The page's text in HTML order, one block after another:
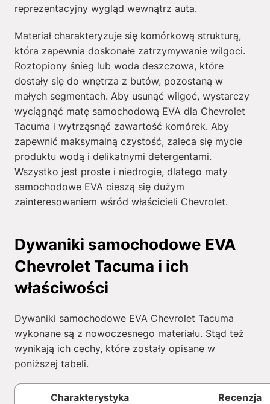
reprezentacyjny wygląd wewnątrz auta.
Materiał charakteryzuje się komórkową strukturą,
która zapewnia doskonałe zatrzymywanie wilgoci.
Roztopiony śnieg lub woda deszczowa, które
dostały się do wnętrza z butów, pozostaną w
małych segmentach. Aby usunąć wilgoć, wystarczy
wyciągnąć matę samochodową EVA dla Chevrolet
Tacuma i wytrząsnąć zawartość komórek. Aby
zapewnić maksymalną czystość, zaleca się mycie
produktu wodą i delikatnymi detergentami.
Wszystko jest proste i niedrogie, dlatego maty
samochodowe EVA cieszą się dużym
zainteresowaniem wśród właścicieli Chevrolet.
Dywaniki samochodowe EVA
Chevrolet Tacuma i ich
właściwości
Dywaniki samochodowe EVA Chevrolet Tacuma
wykonane są z nowoczesnego materiału. Stąd też
wynikają ich cechy, które zostały opisane w
poniższej tabeli.
Charakterystyka Recenzja